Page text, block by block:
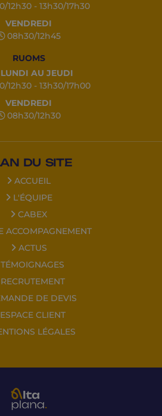
12h30 - 13h30/17h30
VENDREDI
08h30/12h45
RUOMS
AU JEUDI
12h30 - 13h30/17h00
VENDREDI
08h30/12h30
DU SITE
ACCUEIL
L'ÉQUIPE
CABEX
ACCOMPAGNEMENT
ACTUS
TÉMOIGNAGES
DE DEVIS
CLIENT
LÉGALES